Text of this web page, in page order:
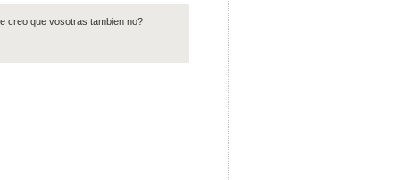
creo que vosotras tambien no?